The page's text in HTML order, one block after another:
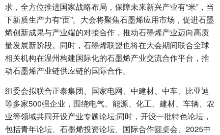
求，全方位推进国家战略布局，保障未来新兴产业有“米”，当
下新质生产力有“面”。大会将聚焦石墨烯应用市场，促进石墨
烯创新成果与产业端的对接合作，推动石墨烯产业迈向高质
量发展新阶段。同时，石墨烯联盟也将在大会期间联合全球
相关机构在温州构建国际化的石墨烯产业交流合作平台，推
动石墨烯产业链供应链的国际合作。
组委会拟联合正泰集团、国家电网、中建材、中车、比亚迪
等多家500强企业，围绕电气、能源、化工、建材、车辆、农
业等领域共同开设产业专题论坛;同时，开设一批特色论坛，
包括青年论坛、石墨烯投资论坛、国际合作圆桌会、2025中